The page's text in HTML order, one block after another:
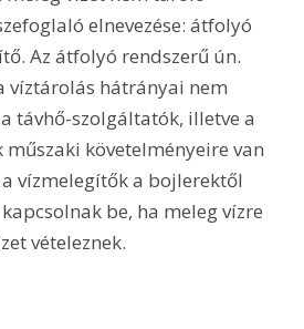
elnevezése: átfolyó
Az átfolyó rendszerű ún.
víztárolás hátrányai nem
távhő-szolgáltatók, illetve a
követelményeire van
vízmelegítők a bojlerektől
be, ha meleg vízre
vételeznek.